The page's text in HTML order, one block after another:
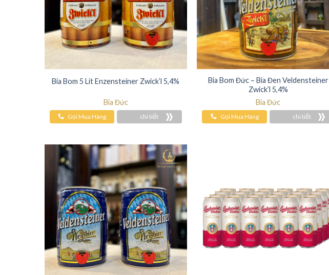
Bia Bom 5 Lít Enzensteiner Zwick’l 5,4%
Bia Đức
Gọi Mua Hàng chi tiết
Bia Bom Đức – Bia Đen Veldensteiner
Zwick’l 5,4%
Bia Đức
Gọi Mua Hàng chi tiết